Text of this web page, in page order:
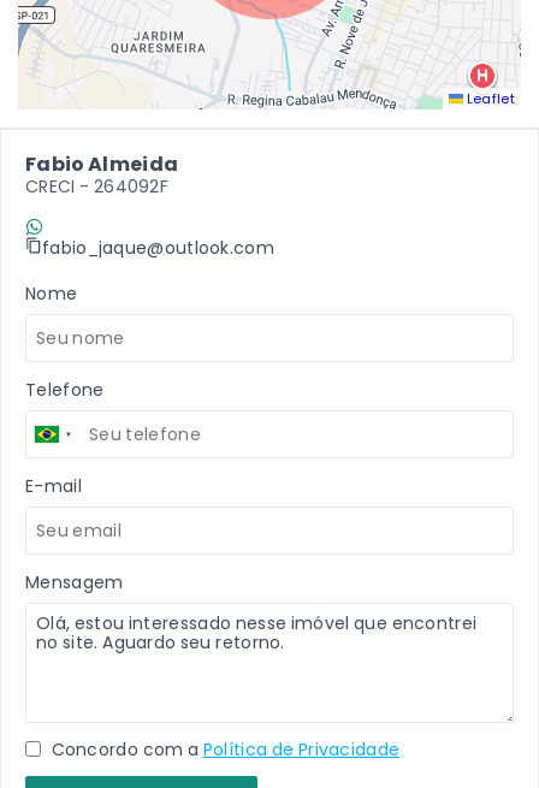
Leaflet
Fabio Almeida
CRECI - 264092F
fabio_jaque@outlook.com
Nome
Telefone
E-mail
Mensagem
Concordo com a Política de Privacidade